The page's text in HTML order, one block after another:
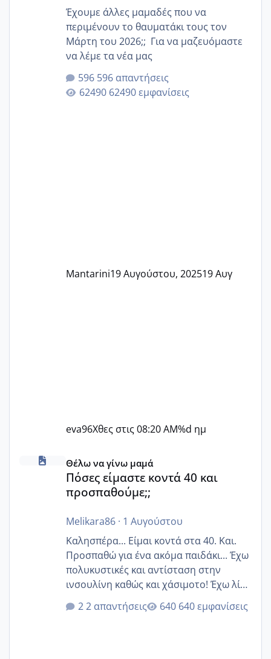
Έχουμε άλλες μαμαδές που να
περιμένουν το θαυματάκι τους τον
Μάρτη του 2026;; Για να μαζευόμαστε
να λέμε τα νέα μας
596 απαντήσεις
62490 εμφανίσεις
Mantarini19 Αυγούστου, 202519 Αυγ
eva96Χθες στις 08:20 AM%d ημ
Πόσες είμαστε κοντά 40 και προσπαθούμε;;
Θέλω να γίνω μαμά
Πόσες είμαστε κοντά 40 και
προσπαθούμε;;
Melikara86· 1 Αυγούστου
Καλησπέρα... Είμαι κοντά στα 40. Και.
Προσπαθώ για ένα ακόμα παιδάκι... Έχω
πολυκυστικές και αντίσταση στην
ινσουλίνη καθώς και χάσιμοτο! Έχω λίγα
κιλά παραπάνω και όσο κ αν προσπαθώ
δεν χάνω εύκολα! Προσπαθώ για ακόμη
2 απαντήσεις 640 εμφανίσεις